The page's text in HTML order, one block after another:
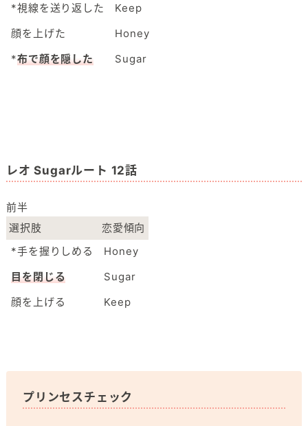
*視線を送り返した
Keep
顔を上げた
Honey
*布で顔を隠した Sugar
レオ Sugarルート 12話
選択肢
恋愛傾向
*手を握りしめる
Honey
目を閉じる
Sugar
顔を上げる
Keep
前半
プリンセスチェック